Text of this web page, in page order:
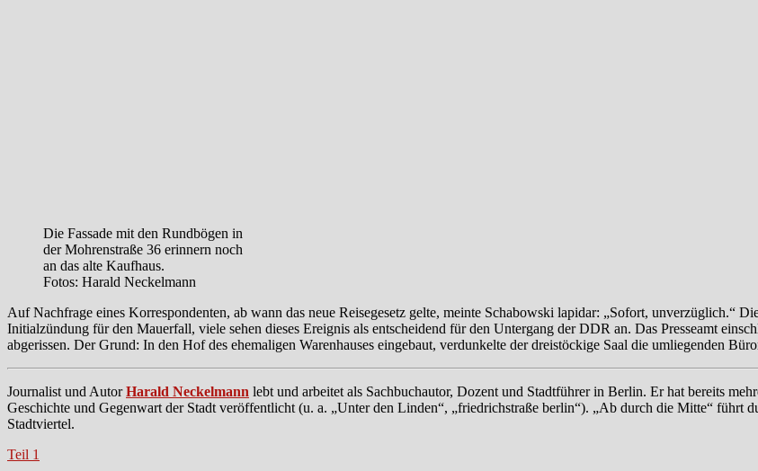
Die Fassade mit den Rundbögen in
der Mohrenstraße 36 erinnern noch
an das alte Kaufhaus.
Fotos: Harald Neckelmann
Auf Nachfrage eines Korrespondenten, ab wann das neue Reisegesetz gelte, meinte Schabowski lapidar: „Sofort, unverzüglich.“
Initialzündung für den Mauerfall, viele sehen dieses Ereignis als entscheidend für den Untergang der DDR an. Das Presseamt
abgerissen. Der Grund: In den Hof des ehemaligen Warenhauses eingebaut, verdunkelte der dreistöckige Saal die umliegenden
Journalist und AutorHarald Neckelmann lebt und arbeitet als Sachbuchautor, Dozent und Stadtführer in Berlin. Er hat bereits
Geschichte und Gegenwart der Stadt veröffentlicht (u. a. „Unter den Linden“, „friedrichstraße berlin“). „Ab durch die Mitte“ führt
Stadtviertel.
Teil 1